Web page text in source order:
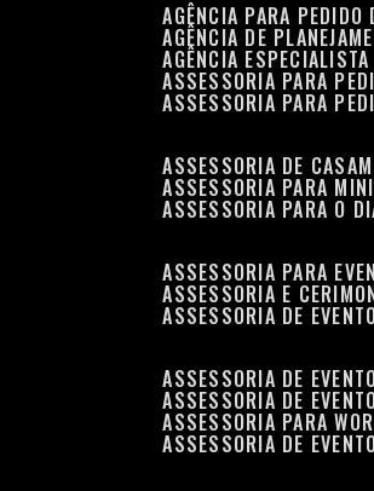
AGÊNCIA PARA
AGÊNCIA DE
AGÊNCIA
ASSESSORIA PARA
ASSESSORIA PARA
ASSESSORIA DE
ASSESSORIA PARA
ASSESSORIA PARA O
ASSESSORIA PARA
ASSESSORIA E
ASSESSORIA DE
ASSESSORIA DE
ASSESSORIA DE
ASSESSORIA PARA
ASSESSORIA DE